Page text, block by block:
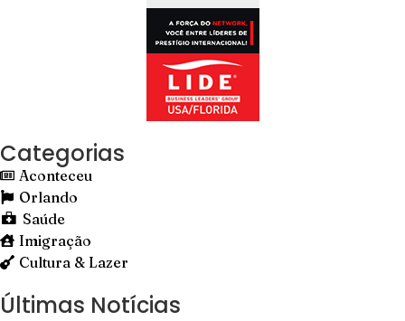
Categorias
Aconteceu
Orlando
Saúde
Imigração
Cultura & Lazer
Últimas Notícias